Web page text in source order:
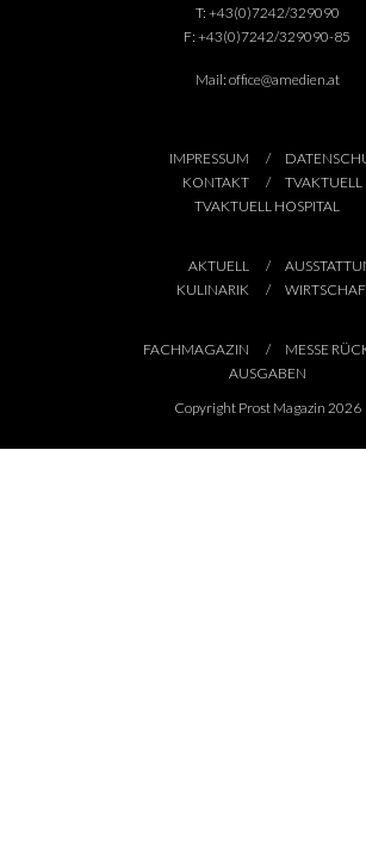
T: +43(0)7242/329090
F: +43(0)7242/329090-85
Mail: office@amedien.at
IMPRESSUM
KONTAKT
TVAKTUELL
TVAKTUELL HOSPITAL
AKTUELL
KULINARIK
FACHMAGAZIN
MESSE
AUSGABEN
Copyright Prost Magazin 2026